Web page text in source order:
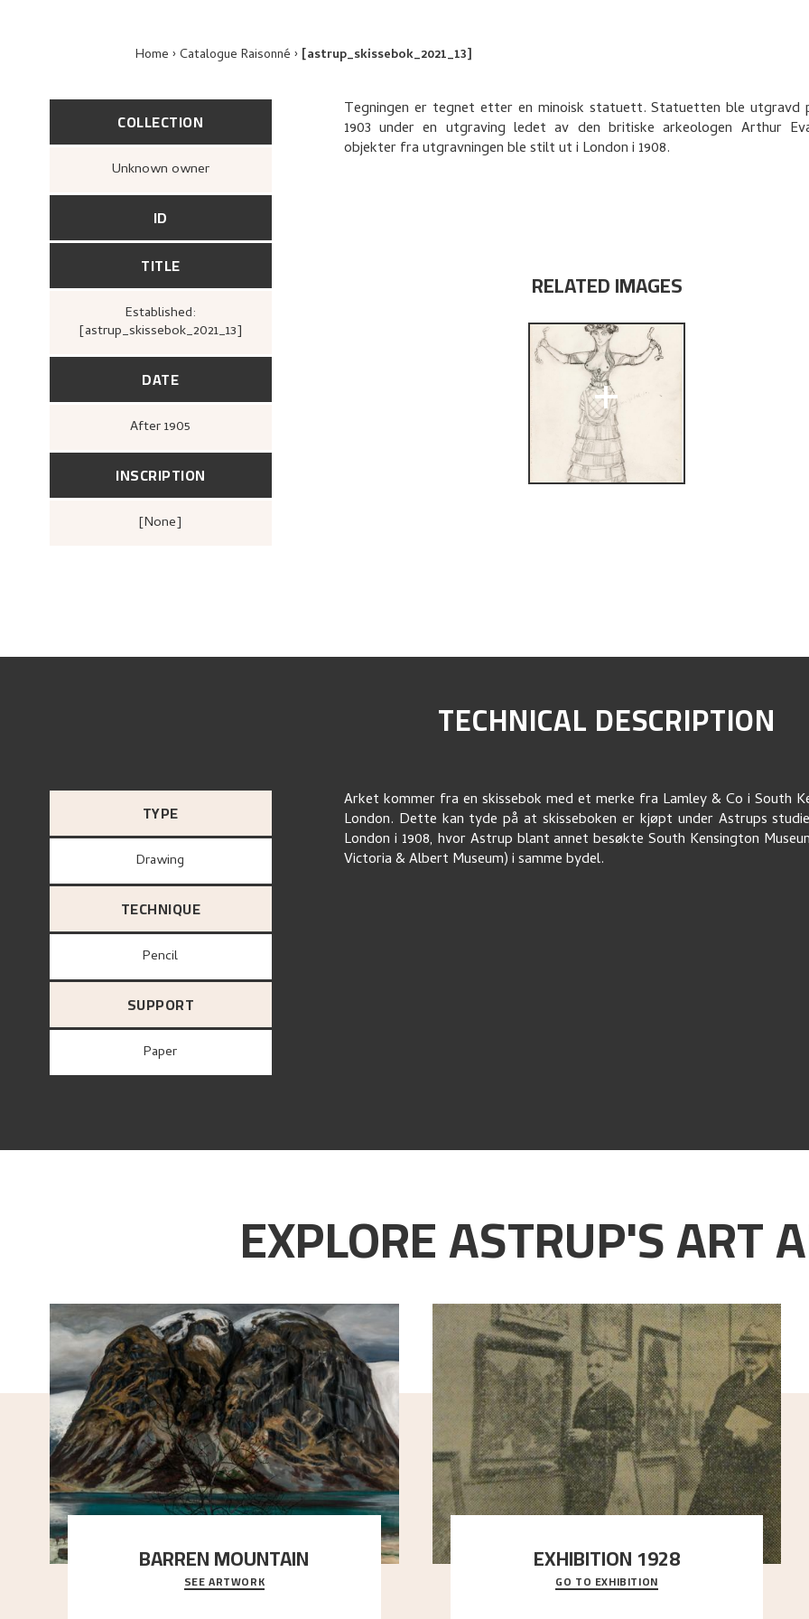
Home Catalogue Raisonné [astrup_skissebok_2021_13]
COLLECTION
Unknown owner
ID
TITLE
Established:
[astrup_skissebok_2021_13]
DATE
After1905
INSCRIPTION
[none]
Tegningen er tegnet etter en minoisk statuett. Statuetten ble utgravd
1903 under en utgraving ledet av den britiske arkeologen Arthur
objekter fra utgravningen ble stilt ut i London i 1908.
RELATED IMAGES
+
TECHNICAL DESCRIPTION
TYPE
Drawing
TECHNIQUE
Pencil
SUPPORT
paper
Arket kommer fra en skissebok med et merke fra Lamley & Co i South
London. Dette kan tyde på at skisseboken er kjøpt under Astrups
London i 1908, hvor Astrup blant annet besøkte South Kensington
Victoria & Albert Museum) i samme bydel.
EXPLORE ASTRUP'S ART
BARREN MOUNTAIN
A looming mountain dominates the picture plane
here, and stands in stark contrast to the slende
SEE ARTWORK
EXHIBITION 1928
When Astrup died in 1928, his friends Moritz Kaland
Simon Thorbjørnsen at the Art Society took
GO TO EXHIBITION